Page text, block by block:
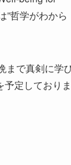
”哲学がわから
まで真剣に学
予定しておりま